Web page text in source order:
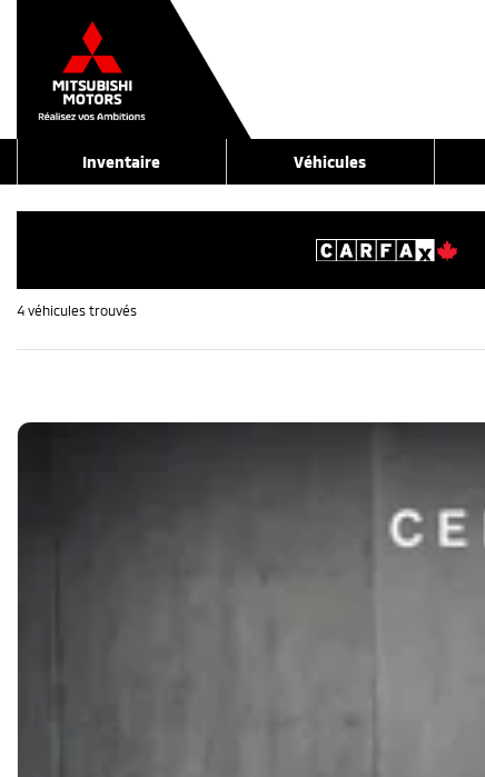
Inventaire Véhicules
4 véhicules trouvés